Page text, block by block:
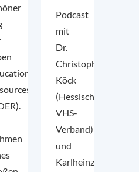
Podcast
mit
Dr.
Christoph
Köck
(Hessischer
VHS-
Verband)
und
Karlheinz